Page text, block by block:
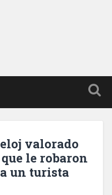
valorado
le robaron
un turista